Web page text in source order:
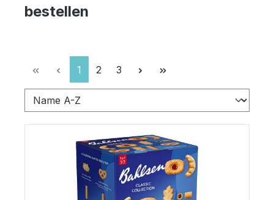
bestellen
Seite
1 Seite
2 Seite
3